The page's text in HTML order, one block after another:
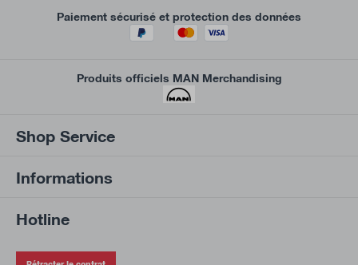
Paiement sécurisé et protection des données
Produits officiels MAN Merchandising
Hotline
Shop Service
Informations